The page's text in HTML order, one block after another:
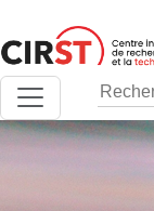
au
contenu